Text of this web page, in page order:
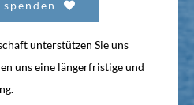
unterstützen Sie uns
uns eine längerfristige und